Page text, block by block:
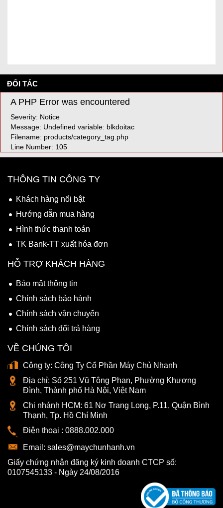
ĐỐI TÁC
A PHP Error was encountered
Severity: Notice
Message: Undefined variable: blkdoitac
Filename: products/category_tag.php
Line Number: 105
THÔNG TIN CÔNG TY
Khách hàng nổi bật
Hướng dẫn mua hàng
Hình thức thanh toán
TK Bank-TT xuất hóa đơn
HỖ TRỢ KHÁCH HÀNG
Bảo mật thông tin
Chính sách bảo hành
Chính sách vận chuyển
Chính sách đổi trả hàng
VỀ CHÚNG TÔI
Công ty: Công Ty Cổ Phần Máy Chủ Nhanh
Địa chỉ: Số 251 Vũ Tông Phan, Phường Khương
Đình, Thành phố Hà Nội, Việt Nam
Chi nhánh HCM: 61 Nơ Trang Long, P.11, Quận Bình
Thạnh, Tp. Hồ Chí Minh
Điện thoại : 0888.002.000
Email: sales@maychunhanh.vn
Giấy chứng nhận đăng ký kinh doanh CTCP số:
0107545133 - Ngày 24/08/2016